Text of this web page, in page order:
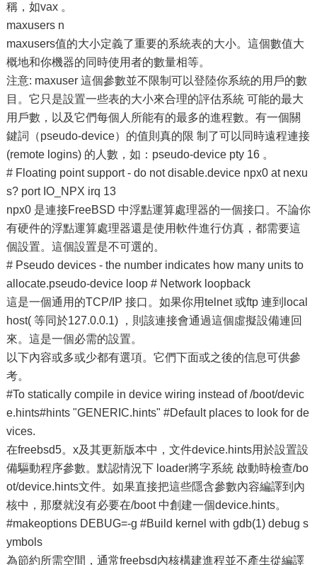
稱，如vax 。
maxusers n
maxusers值的大小定義了重要的系統表的大小。這個數值大
概地和你機器的同時使用者的數量相等。
注意: maxuser 這個參數並不限制可以登陸你系統的用戶的數
目。它只是設置一些表的大小來合理的評估系統 可能的最大
用戶數，以及它們每個人所能有的最多的進程數。有一個關
鍵詞（pseudo-device）的值則真的限 制了可以同時遠程連接
(remote logins) 的人數，如：pseudo-device pty 16 。
# Floating point support - do not disable.device npx0 at nexu
s? port IO_NPX irq 13
npx0 是連接FreeBSD 中浮點運算處理器的一個接口。不論你
有硬件的浮點運算處理器還是使用軟件進行仿真，都需要這
個設置。這個設置是不可選的。
# Pseudo devices - the number indicates how many units to
allocate.pseudo-device loop # Network loopback
這是一個通用的TCP/IP 接口。如果你用telnet 或ftp 連到local
host( 等同於127.0.0.1) ，則該連接會通過這個虛擬設備連回
來。這是一個必需的設置。
以下內容或多或少都有選項。它們下面或之後的信息可供參
考。
#To statically compile in device wiring instead of /boot/devic
e.hints#hints "GENERIC.hints" #Default places to look for de
vices.
在freebsd5。x及其更新版本中，文件device.hints用於設置設
備驅動程序參數。默認情況下 loader將字系統 啟動時檢查/bo
ot/device.hints文件。如果直接把這些隱含參數內容編譯到內
核中，那麼就沒有必要在/boot 中創建一個device.hints。
#makeoptions DEBUG=-g #Build kernel with gdb(1) debug s
ymbols
為節約所需空間，通常freebsd內核構建進程並不產生從編譯